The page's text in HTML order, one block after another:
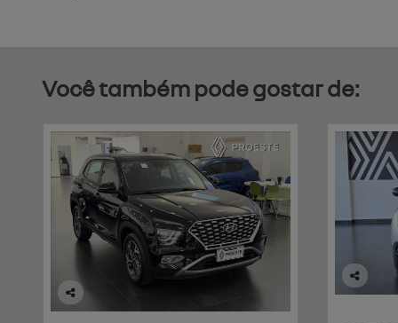
Você também pode gostar de:
Co
Co